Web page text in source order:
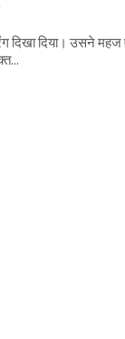
दिखा दिया। उसने